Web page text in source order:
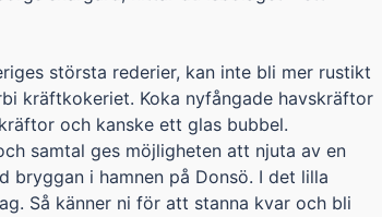
största rederier, kan inte bli mer rustikt
kräftkokeriet. Koka nyfångade havskräftor
och kanske ett glas bubbel.
samtal ges möjligheten att njuta av en
bryggan i hamnen på Donsö. I det lilla
Så känner ni för att stanna kvar och bli